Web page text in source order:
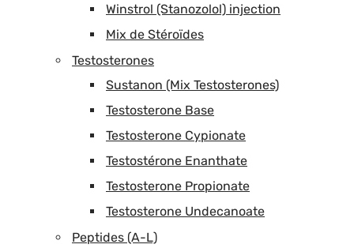
Winstrol (Stanozolol) injection
Mix de Stéroïdes
Testosterones
Sustanon (Mix Testosterones)
Testosterone Base
Testosterone Cypionate
Testostérone Enanthate
Testosterone Propionate
Testosterone Undecanoate
Peptides (A-L)